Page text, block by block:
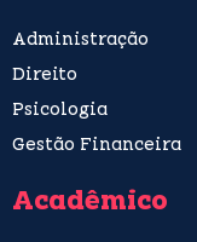
Administração
Direito
Psicologia
Gestão Financeira
Acadêmico